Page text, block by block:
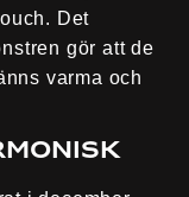
Det
gör att de
varma och